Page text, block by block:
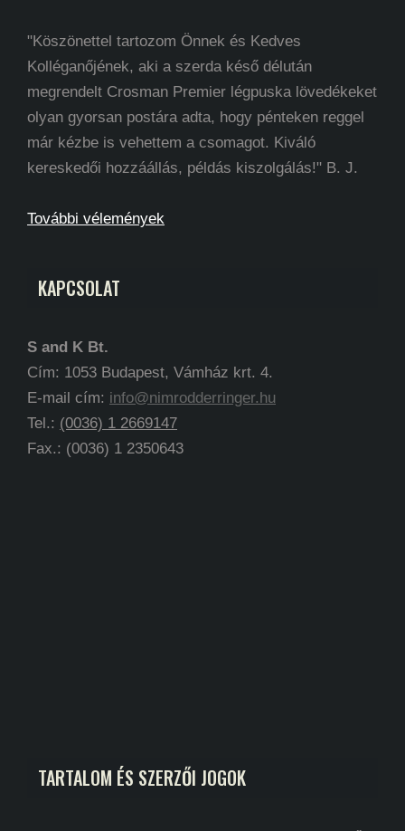
"Köszönettel tartozom Önnek és Kedves
Kolléganőjének, aki a szerda késő délután
megrendelt Crosman Premier légpuska lövedékeket
olyan gyorsan postára adta, hogy pénteken reggel
már kézbe is vehettem a csomagot. Kiváló
kereskedői hozzáállás, példás kiszolgálás!" B. J.
További vélemények
KAPCSOLAT
S and K Bt.
Cím: 1053 Budapest, Vámház krt. 4.
E-mail cím: info@nimrodderringer.hu
Tel.: (0036) 1 2669147
Fax.: (0036) 1 2350643
TARTALOM ÉS SZERZŐI JOGOK